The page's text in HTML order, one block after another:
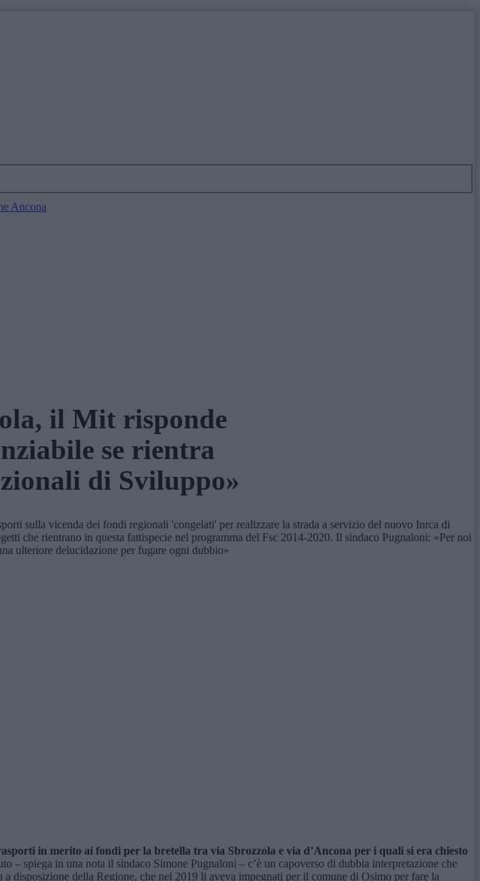
il Mit risponde
se rientra
di Sviluppo»
sulla vicenda dei fondi regionali 'congelati' per realizzare la strada a servizio del nuovo Inrca di
che rientrano in questa fattispecie nel programma del Fsc 2014-2020. Il sindaco Pugnaloni: «Per noi
ulteriore delucidazione per fugare ogni dubbio»
in merito ai fondi per la bretella tra via Sbrozzola e via d’Ancona per i quali si era chiesto
– spiega in una nota il sindaco Simone Pugnaloni – c’è un capoverso di dubbia interpretazione che
disposizione della Regione, che nel 2019 li aveva impegnati per il comune di Osimo per fare la